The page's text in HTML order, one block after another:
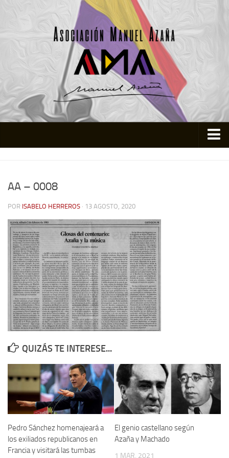
Actividades
Colabora
Contacto
Memoria Histórica
Investigación previa de la represión en Talavera de la Reina (1937-
1947).
Informe Represión en Toledo 1936-1947 | Buscador
Informe de la fosa de abril de 1939 de Tembleque
Enciclopedia Republicana
Personajes republicanos
Izquierda Republicana. Agrupaciones y Militantes (1934-1939)
Izquierda Republicana. Navarra
Izquierda Republicana. Galicia
Textos esenciales del republicanismo
AA – 0008
POR ISABELO HERREROS · 13 AGOSTO, 2020
QUIZÁS TE INTERESE...
Pedro Sánchez homenajeará a
los exiliados republicanos en
Francia y visitará las tumbas
El genio castellano según
Azaña y Machado
1 MAR, 2021